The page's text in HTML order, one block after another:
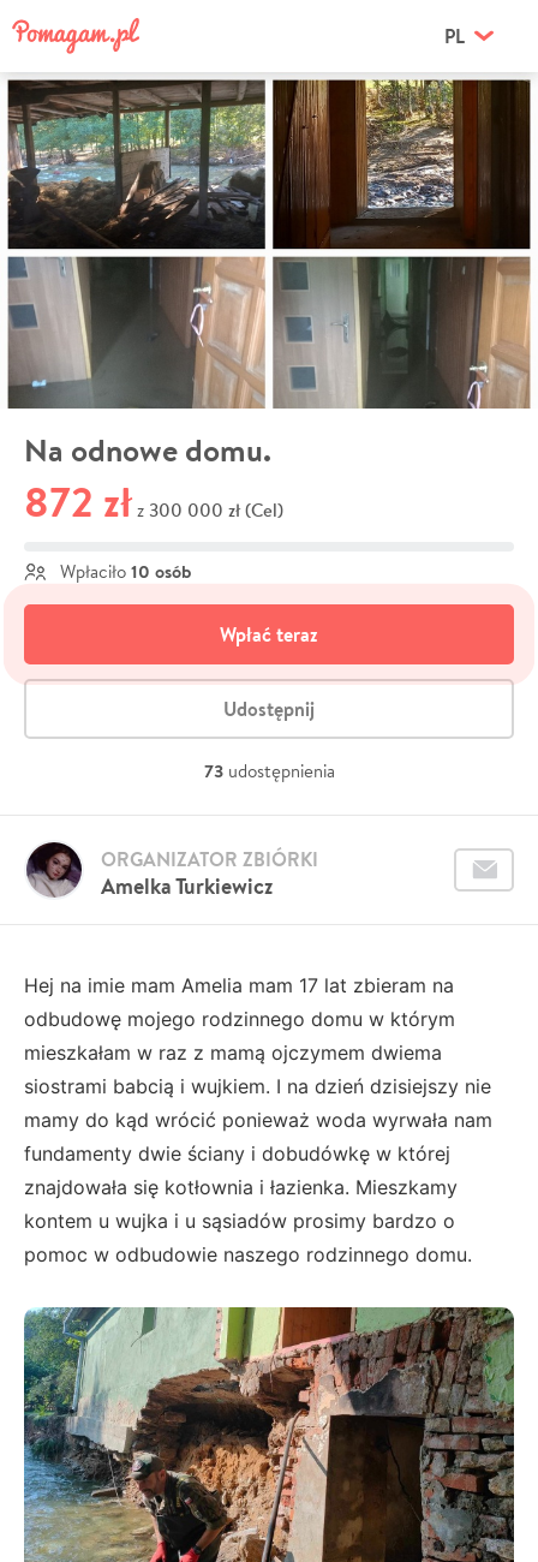
PL
Na odnowe domu.
872 zł z 300 000 zł (Cel)
Wpłaciło 10 osób
Wpłać teraz
Udostępnij
73 udostępnienia
Amelka Turkiewicz
ORGANIZATOR ZBIÓRKI
Hej na imie mam Amelia mam 17 lat zbieram na
odbudowę mojego rodzinnego domu w którym
mieszkałam w raz z mamą ojczymem dwiema
siostrami babcią i wujkiem. I na dzień dzisiejszy nie
mamy do kąd wrócić ponieważ woda wyrwała nam
fundamenty dwie ściany i dobudówkę w której
znajdowała się kotłownia i łazienka. Mieszkamy
kontem u wujka i u sąsiadów prosimy bardzo o
pomoc w odbudowie naszego rodzinnego domu.